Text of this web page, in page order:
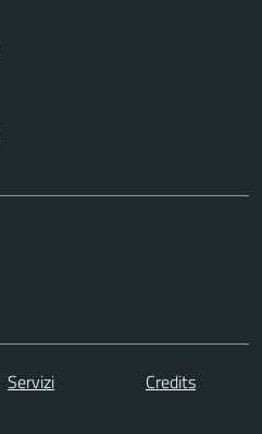
Servizi
Credits